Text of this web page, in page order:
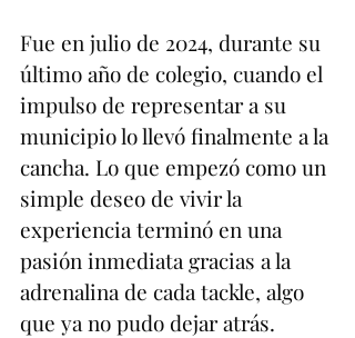
Fue en julio de 2024, durante su
último año de colegio, cuando el
impulso de representar a su
municipio lo llevó finalmente a la
cancha. Lo que empezó como un
simple deseo de vivir la
experiencia terminó en una
pasión inmediata gracias a la
adrenalina de cada tackle, algo
que ya no pudo dejar atrás.